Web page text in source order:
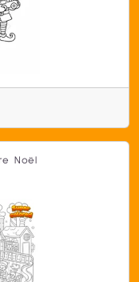
Noël